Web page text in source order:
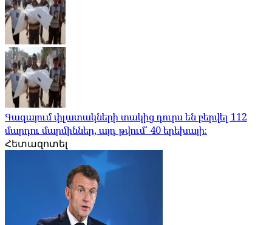
Գազայում փլատակների տակից դուրս են բերվել 112
մարդու մարմիններ, այդ թվում՝ 40 երեխայի։
Հետազոտել